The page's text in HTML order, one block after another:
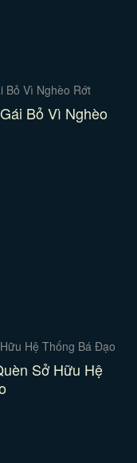
Bỏ Vì Nghèo
Sở Hữu Hệ